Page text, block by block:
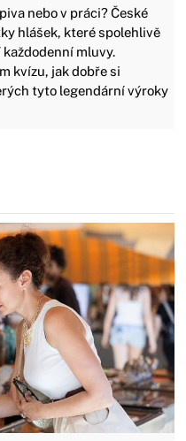
nebo v práci? České
hlášek, které spolehlivě
mluvy.
kvízu, jak dobře si
tyto legendární výroky